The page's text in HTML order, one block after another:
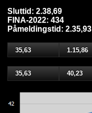
Sluttid: 2.38,69
FINA-2022: 434
Påmeldingstid: 2.35,93
35,63 1.15,86
35,63 40,23